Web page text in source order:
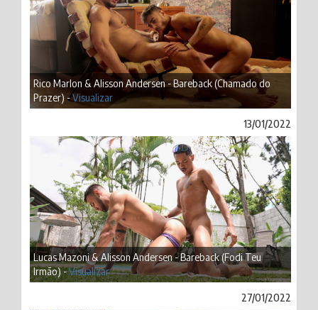
Rico Marlon & Alisson Andersen - Bareback (Chamado do
Prazer) -Visualizar
13/01/2022
Lucas Mazoni & Alisson Andersen - Bareback (Fodi Teu
Irmão) -Visualizar
27/01/2022